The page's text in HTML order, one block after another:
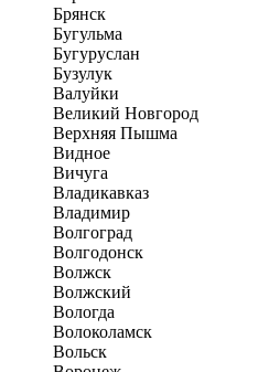
Брянск
Бугульма
Бугуруслан
Бузулук
Валуйки
Великий Новгород
Верхняя Пышма
Видное
Вичуга
Владикавказ
Владимир
Волгоград
Волгодонск
Волжск
Волжский
Вологда
Волоколамск
Вольск